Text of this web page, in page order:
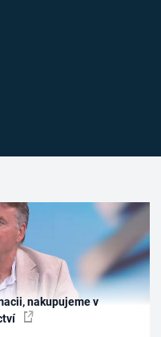
nakupujeme v